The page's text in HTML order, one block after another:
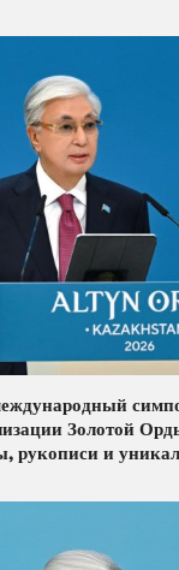
Золотой
рукописи и